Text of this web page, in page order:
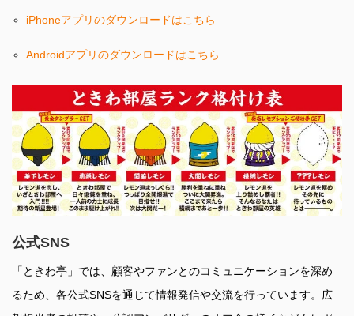
iPhoneアプリのダウンロードはこちら
Androidアプリのダウンロードはこちら
公式SNS
「ときわ亭」では、顧客やファンとのコミュニケーションを深め
るため、各公式SNSを通じて情報発信や交流を行っています。広